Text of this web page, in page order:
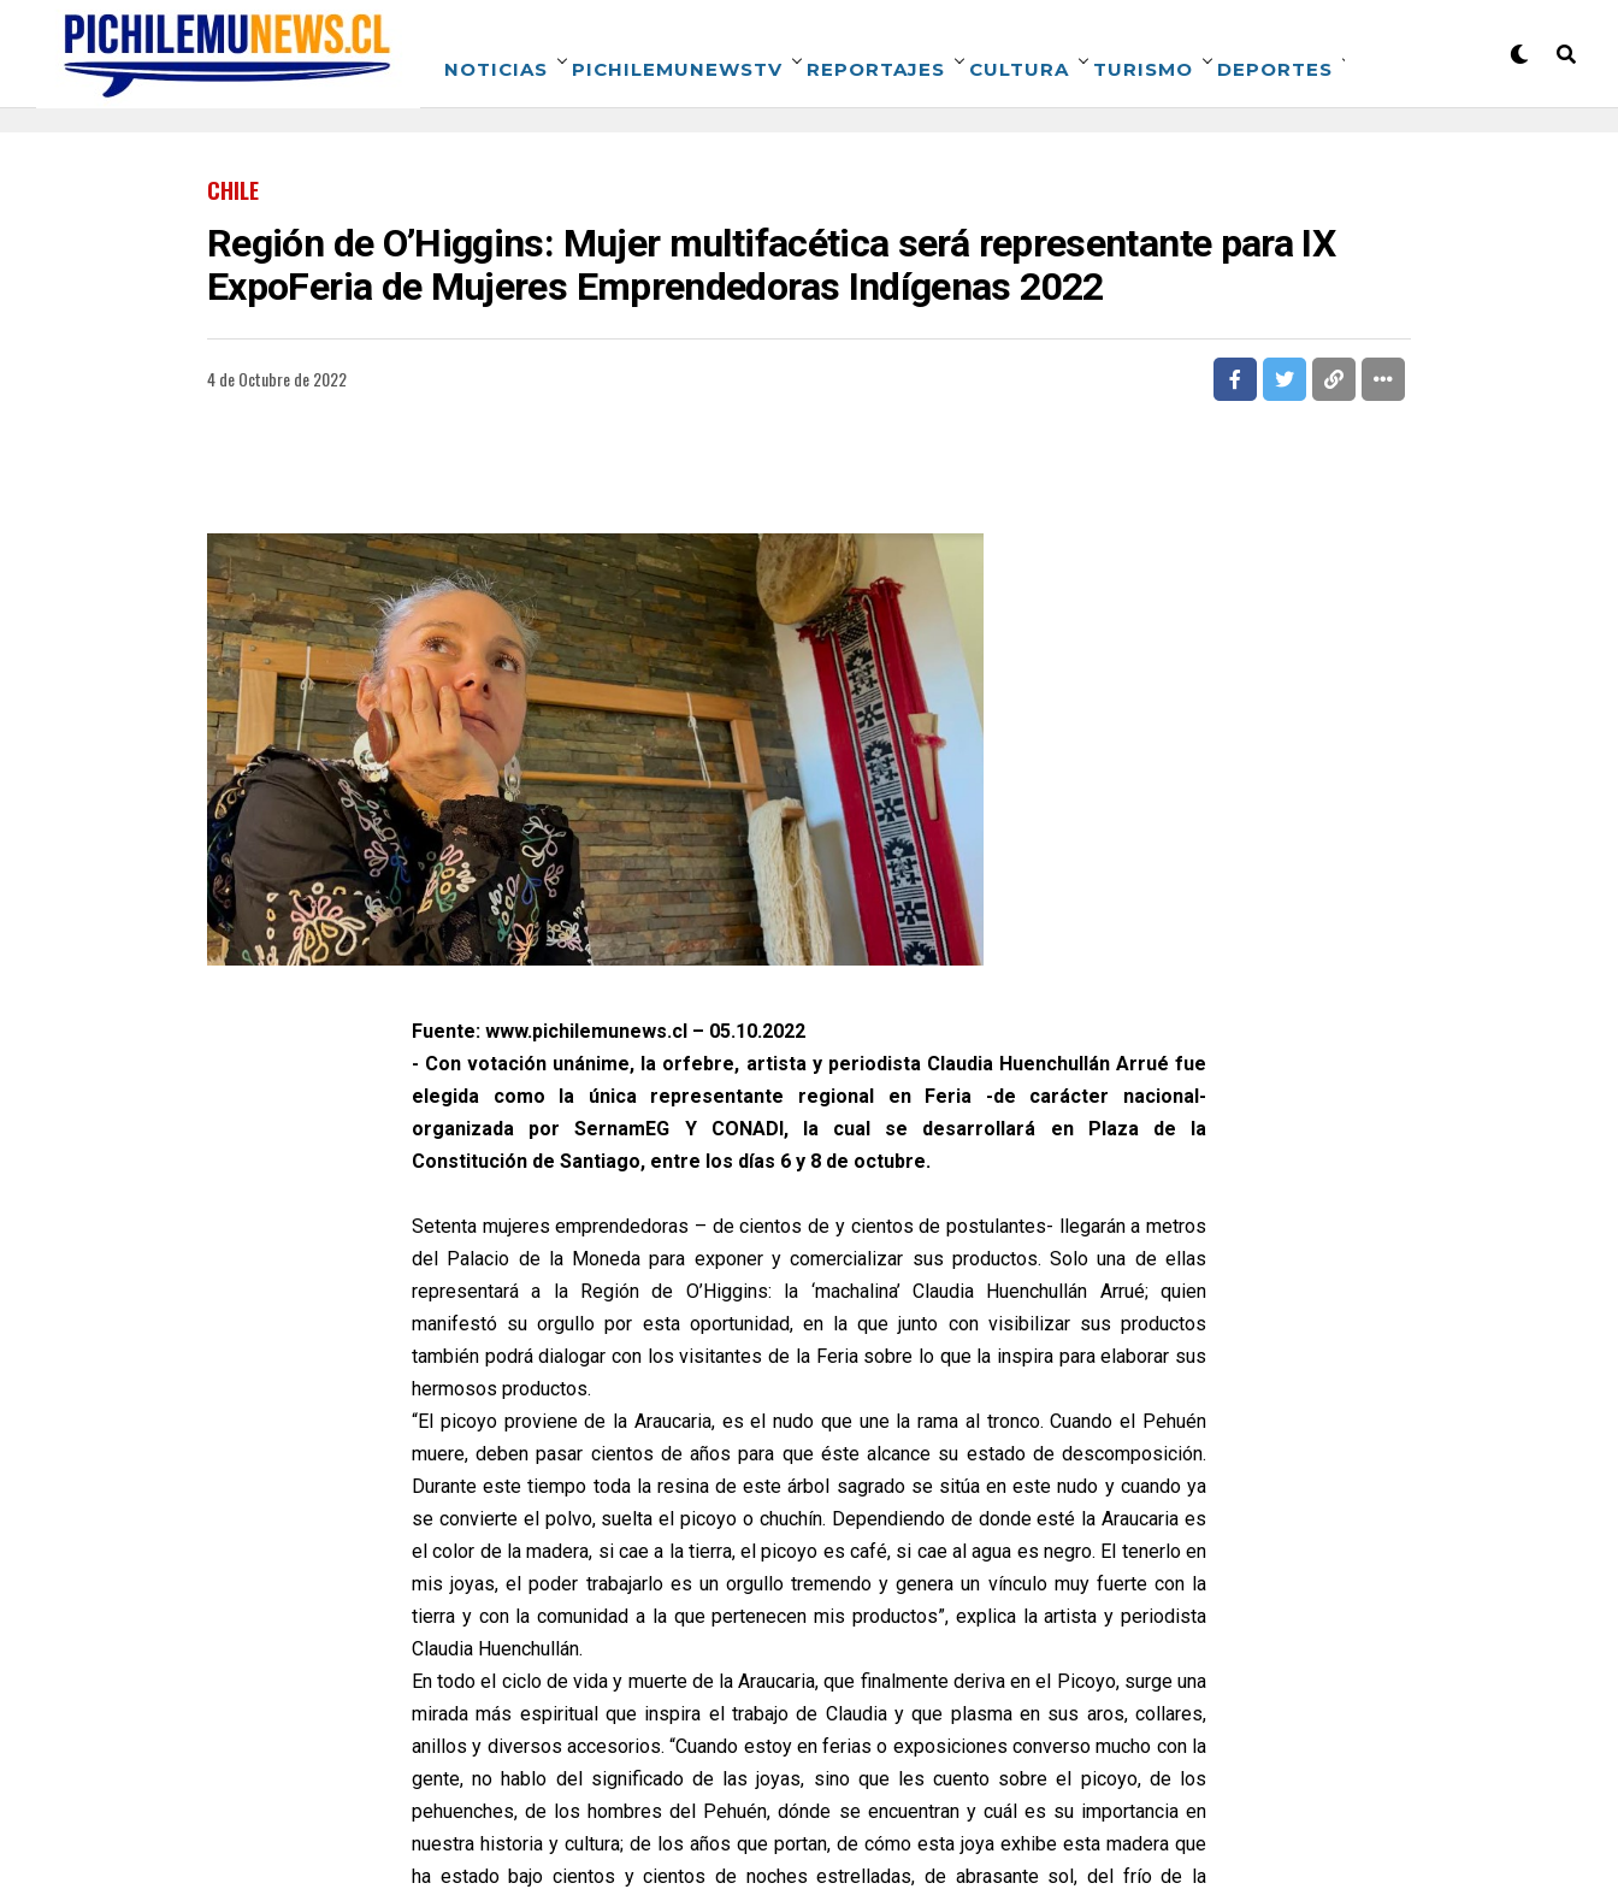
NOTICIAS PICHILEMUNEWSTV REPORTAJES CULTURA TURISMO DEPORTES
CHILE
Región de O’Higgins: Mujer multifacética será representante para IX
ExpoFeria de Mujeres Emprendedoras Indígenas 2022
4 de Octubre de 2022
Fuente: www.pichilemunews.cl – 05.10.2022
- Con votación unánime, la orfebre, artista y periodista Claudia Huenchullán Arrué fue
elegida como la única representante regional en Feria -de carácter nacional-
organizada por SernamEG Y CONADI, la cual se desarrollará en Plaza de la
Constitución de Santiago, entre los días 6 y 8 de octubre.
Setenta mujeres emprendedoras – de cientos de y cientos de postulantes- llegarán a metros
del Palacio de la Moneda para exponer y comercializar sus productos. Solo una de ellas
representará a la Región de O’Higgins: la ‘machalina’ Claudia Huenchullán Arrué; quien
manifestó su orgullo por esta oportunidad, en la que junto con visibilizar sus productos
también podrá dialogar con los visitantes de la Feria sobre lo que la inspira para elaborar sus
hermosos productos.
“El picoyo proviene de la Araucaria, es el nudo que une la rama al tronco. Cuando el Pehuén
muere, deben pasar cientos de años para que éste alcance su estado de descomposición.
Durante este tiempo toda la resina de este árbol sagrado se sitúa en este nudo y cuando ya
se convierte el polvo, suelta el picoyo o chuchín. Dependiendo de donde esté la Araucaria es
el color de la madera, si cae a la tierra, el picoyo es café, si cae al agua es negro. El tenerlo en
mis joyas, el poder trabajarlo es un orgullo tremendo y genera un vínculo muy fuerte con la
tierra y con la comunidad a la que pertenecen mis productos”, explica la artista y periodista
Claudia Huenchullán.
En todo el ciclo de vida y muerte de la Araucaria, que finalmente deriva en el Picoyo, surge una
mirada más espiritual que inspira el trabajo de Claudia y que plasma en sus aros, collares,
anillos y diversos accesorios. “Cuando estoy en ferias o exposiciones converso mucho con la
gente, no hablo del significado de las joyas, sino que les cuento sobre el picoyo, de los
pehuenches, de los hombres del Pehuén, dónde se encuentran y cuál es su importancia en
nuestra historia y cultura; de los años que portan, de cómo esta joya exhibe esta madera que
ha estado bajo cientos y cientos de noches estrelladas, de abrasante sol, del frío de la